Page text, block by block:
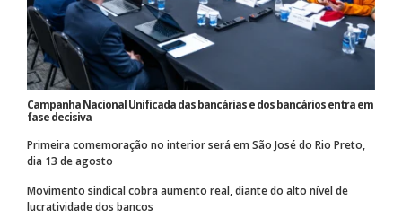
Campanha Nacional Unificada das bancárias e dos bancários entra em
fase decisiva
Primeira comemoração no interior será em São José do Rio Preto,
dia 13 de agosto
Movimento sindical cobra aumento real, diante do alto nível de
lucratividade dos bancos